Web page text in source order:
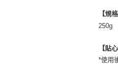
【規
250g
【貼
*使用